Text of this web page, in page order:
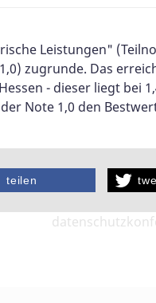
Leistungen"
zugrunde. Das
- dieser liegt bei
Note 1,0 den
teilen